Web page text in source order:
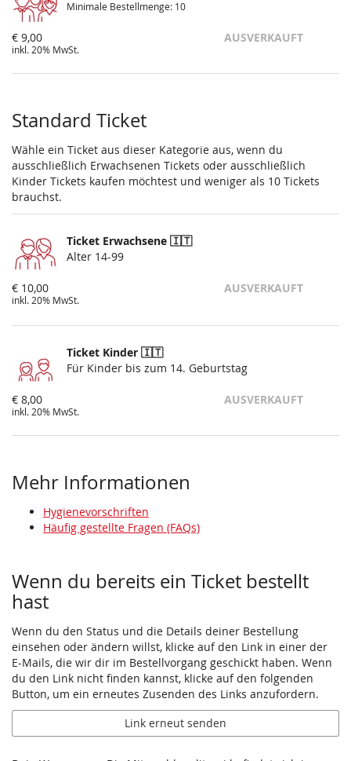
Minimale Bestellmenge: 10
€ 9,00
inkl. 20% MwSt.
AUSVERKAUFT
Standard Ticket
Wähle ein Ticket aus dieser Kategorie aus, wenn du
ausschließlich Erwachsenen Tickets oder ausschließlich
Kinder Tickets kaufen möchtest und weniger als 10 Tickets
brauchst.
Ticket Erwachsene 🇮🇹
Alter 14-99
€ 10,00
inkl. 20% MwSt.
AUSVERKAUFT
Ticket Kinder 🇮🇹
Für Kinder bis zum 14. Geburtstag
€ 8,00
inkl. 20% MwSt.
AUSVERKAUFT
Mehr Informationen
Hygienevorschriften
Häufig gestellte Fragen (FAQs)
Wenn du bereits ein Ticket bestellt
hast
Wenn du den Status und die Details deiner Bestellung
einsehen oder ändern willst, klicke auf den Link in einer der
E-Mails, die wir dir im Bestellvorgang geschickt haben. Wenn
du den Link nicht finden kannst, klicke auf den folgenden
Button, um ein erneutes Zusenden des Links anzufordern.
Link erneut senden